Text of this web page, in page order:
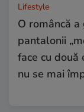
Lifestyle
O româncă
pantalonii
face cu două
nu se mai